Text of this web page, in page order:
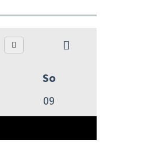
So
09